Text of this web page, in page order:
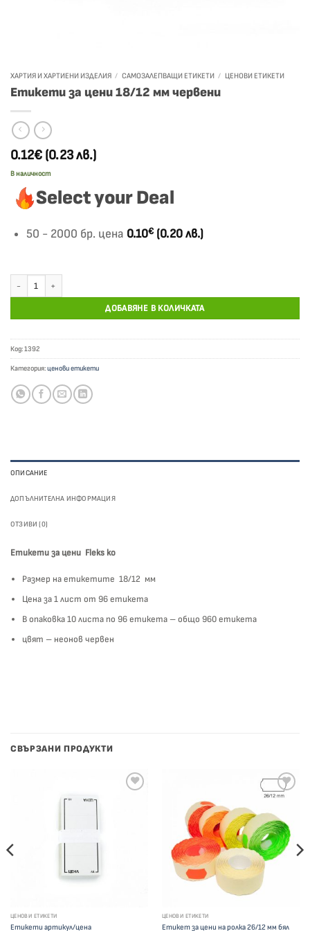
ХАРТИЯ И ХАРТИЕНИ ИЗДЕЛИЯ / САМОЗАЛЕПВАЩИ ЕТИКЕТИ / ЦЕНОВИ ЕТИКЕТИ
Етикети за цени 18/12 мм червени
0.12€ (0.23 лв.)
В наличност
Select your Deal
50 - 2000 бр. цена 0.10€ (0.20 лв.)
ДОБАВЯНЕ В КОЛИЧКАТА
Код:1392
Категория:ценови етикети
ОПИСАНИЕ
ДОПЪЛНИТЕЛНА ИНФОРМАЦИЯ
ОТЗИВИ (0)
Етикети за цени Fleks ko
Размер на етикетите 18/12 мм
Цена за 1 лист от 96 етикета
В опаковка 10 листа по 96 етикета – общо 960 етикета
цвят – неонов червен
СВЪРЗАНИ ПРОДУКТИ
ЦЕНОВИ ЕТИКЕТИ
Етикети артикул/цена
ЦЕНОВИ ЕТИКЕТИ
Етикет за цени на ролка 26/12 мм бял